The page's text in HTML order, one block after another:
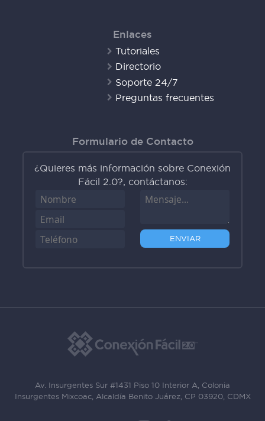
Enlaces
Tutoriales
Directorio
Soporte 24/7
Preguntas frecuentes
Formulario de Contacto
¿Quieres más información sobre Conexión
Fácil 2.0?, contáctanos:
ENVIAR
Av. Insurgentes Sur #1431 Piso 10 Interior A, Colonia
Insurgentes Mixcoac, Alcaldía Benito Juárez, CP 03920, CDMX